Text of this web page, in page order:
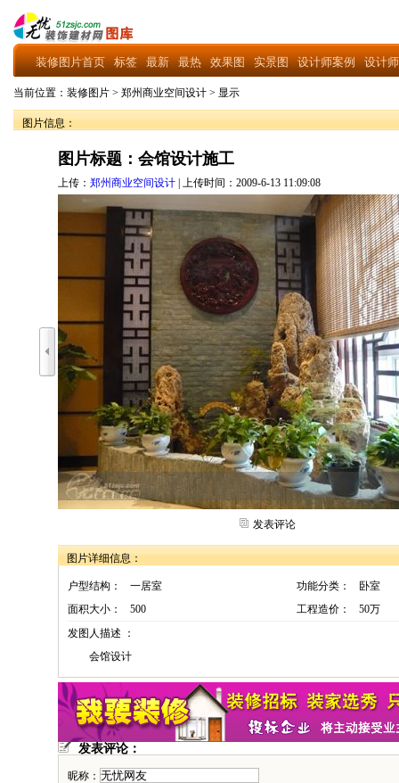
装修图片首页 标签 最新 最热 效果图 实景图 设计师案例 设计
当前位置： 装修图片 > 郑州商业空间设计 > 显示
图片信息：
图片标题：会馆设计施工
上传： 郑州商业空间设计 | 上传时间：2009-6-13 11:09:08
发表评论
图片详细信息：
户型结构： 一居室 功能分类：
卧室
面积大小：
500 工程造价：
50万
发图人描述 ：
会馆设计
发表评论：
昵称：